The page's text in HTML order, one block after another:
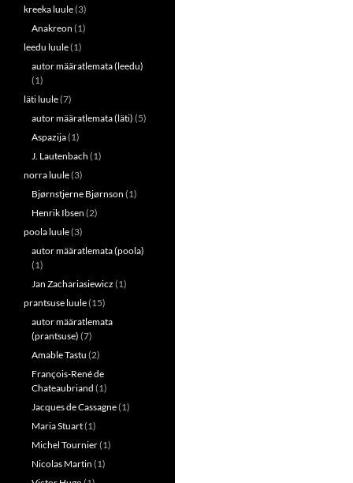
kreeka luule(3)
Anakreon (1)
leedu luule(1)
autor määratlemata (leedu)
(1)
läti luule(7)
autor määratlemata (läti) (5)
Aspazija(1)
J. Lautenbach (1)
norra luule(3)
Bjørnstjerne Bjørnson (1)
Henrik Ibsen (2)
poola luule(3)
autor määratlemata (poola)
(1)
Jan Zachariasiewicz (1)
prantsuse luule(15)
autor määratlemata
(prantsuse) (7)
Amable Tastu (2)
François-René de
Chateaubriand (1)
Jacques de Cassagne(1)
Maria Stuart(1)
Michel Tournier(1)
Nicolas Martin (1)